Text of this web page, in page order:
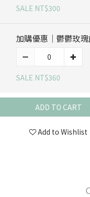
SALE NT$300
加購優惠｜鬱鬱玫
SALE NT$360
ADD TO CART
Add to Wishlist